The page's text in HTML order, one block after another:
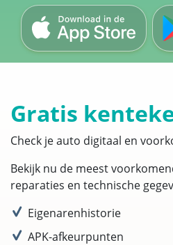
Gratis
Check je auto digitaal en
Bekijk nu de meest
reparaties en technische
Eigenarenhistorie
APK-afkeurpunten